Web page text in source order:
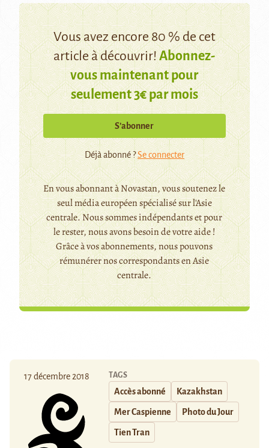
Vous avez encore 80 % de cet
article à découvrir!Abonnez-
vous maintenant pour
seulement 3€ par mois
S’abonner
Déjà abonné ?Se connecter
En vous abonnant à Novastan, vous soutenez le
seul média européen spécialisé sur l'Asie
centrale. Nous sommes indépendants et pour
le rester, nous avons besoin de votre aide !
Grâce à vos abonnements, nous pouvons
rémunérer nos correspondants en Asie
centrale.
17 décembre 2018 TAGS
Accès abonné Kazakhstan
Mer Caspienne Photo du Jour
Tien Tran